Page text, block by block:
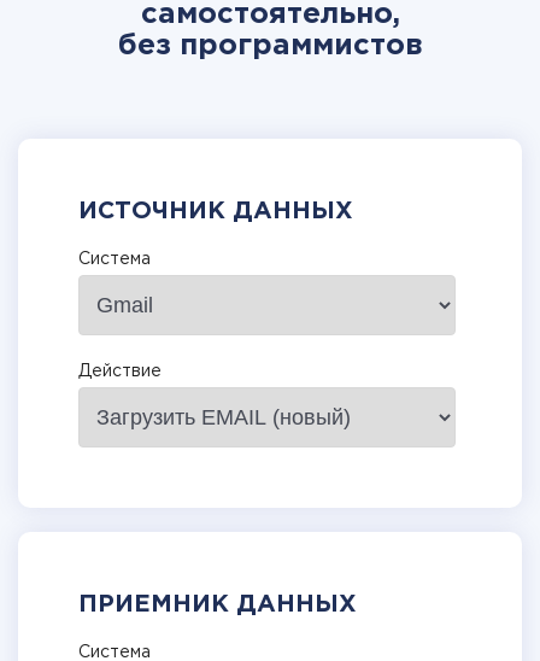
самостоятельно,
без программистов
ИСТОЧНИК ДАННЫХ
Система
Действие
ПРИЕМНИК ДАННЫХ
Система